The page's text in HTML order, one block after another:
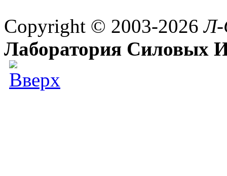
Copyright © 2003-2026
Лаборатория Силовых